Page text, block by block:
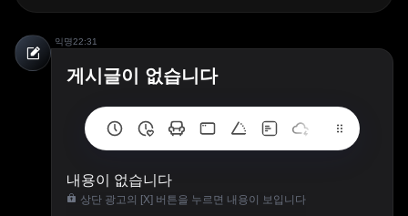
익명22:31
게시글이 없습니다
내용이 없습니다
상단 광고의 [X] 버튼을 누르면 내용이 보입니다